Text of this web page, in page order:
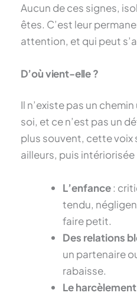
Aucun de ces signes,
êtes. C’est leur
attention, et qui peut
D’où vient-elle ?
Il n’existe pas un
soi, et ce n’est pas un
plus souvent, cette voix
ailleurs, puis intériorisée
L’enfance:
tendu,
faire petit.
Des relations
un partenaire
rabaisse.
Le harcèlement